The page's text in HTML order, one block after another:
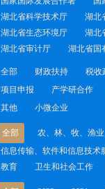
湖北省科学技术厅
湖北
湖北省生态环境厅
湖北
湖北省审计厅
湖北省国
全部 财政扶持 税收
项目申报
产学研合作
其他
小微企业
全部 农、林、牧、渔业
信息传输、软件和信息技术
教育
卫生和社会工作